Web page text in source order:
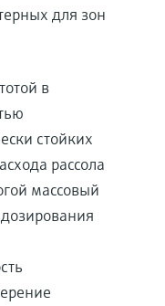
для зон
в
стойких
рассола
массовый